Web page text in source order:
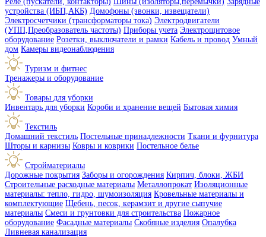
устройства (ИБП,АКБ) Домофоны (звонки, извещатели)
Электросчетчики (трансформаторы тока) Электродвигатели
(УПП,Преобразователь частоты) Приборы учета Электрощитовое
оборудование Розетки, выключатели и рамки Кабель и провод Умный
дом Камеры видеонаблюдения
Туризм и фитнес
Тренажеры и оборудование
Товары для уборки
Инвентарь для уборки Короби и хранение вещей Бытовая химия
Текстиль
Домашний текстиль Постельные принадлежности Ткани и фурнитура
Шторы и карнизы Ковры и коврики Постельное белье
Стройматериалы
Дорожные покрытия Заборы и огорождения Кирпич, блоки, ЖБИ
Строительные расходные материалы Металлопрокат Изоляционные
материалы: тепло, гидро, шумоизоляция Кровельные материалы и
комплектующие Щебень, песок, керамзит и другие сыпучие
материалы Смеси и грунтовки для строительства Пожарное
оборудование Фасадные материалы Скобяные изделия Опалубка
Ливневая канализация